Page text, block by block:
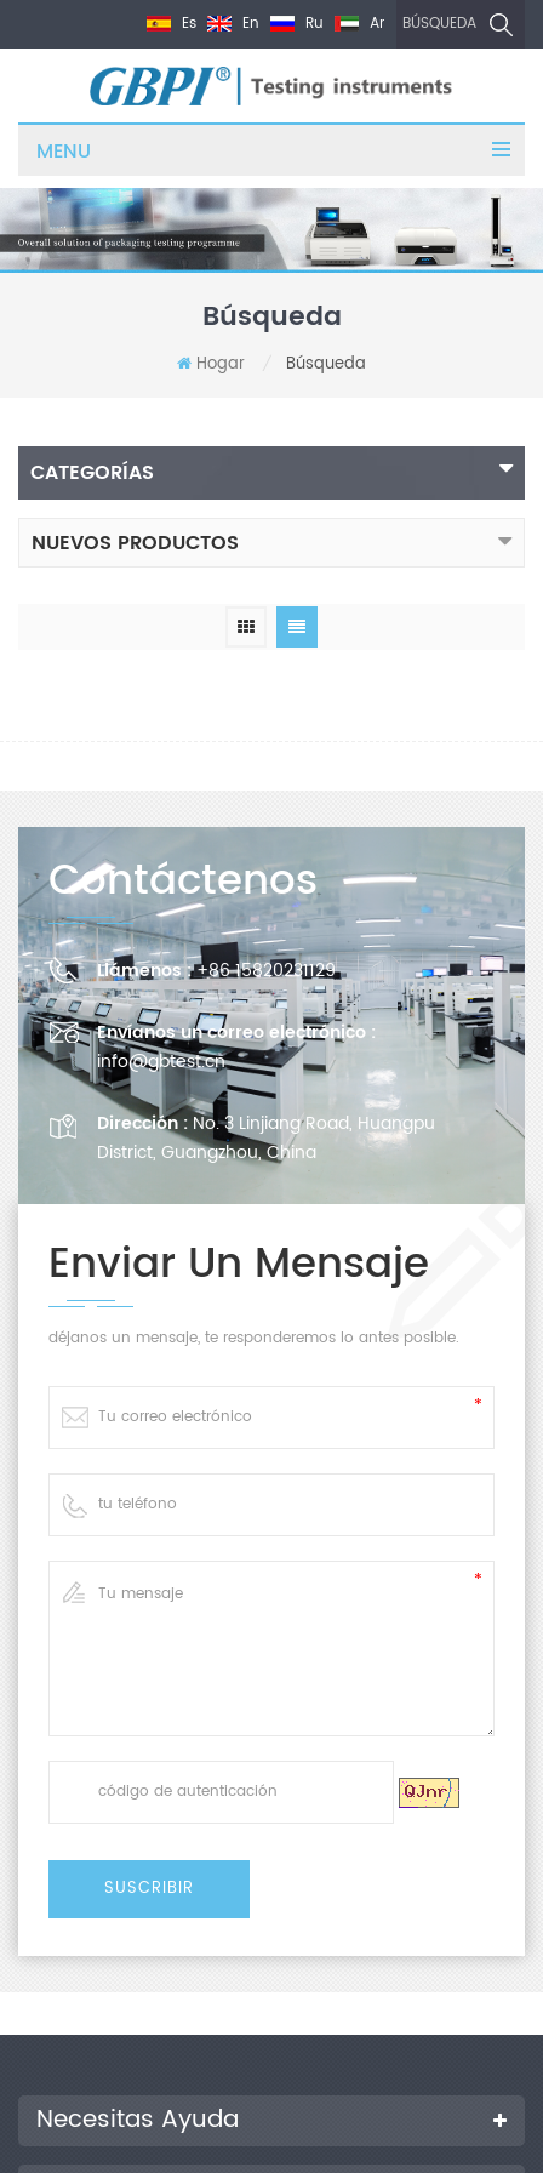
BÚSQUEDA
Es En Ru Ar
MENU
Búsqueda
Hogar Búsqueda
CATEGORÍAS
NUEVOS PRODUCTOS
Contáctenos
Llámenos :+86 15820231129
Envíanos un correo electrónico :
info@gbtest.cn
Dirección : No. 3 Linjiang Road, Huangpu
District, Guangzhou, China
Enviar Un Mensaje
déjanos un mensaje, te responderemos lo antes posible.
Necesitas Ayuda